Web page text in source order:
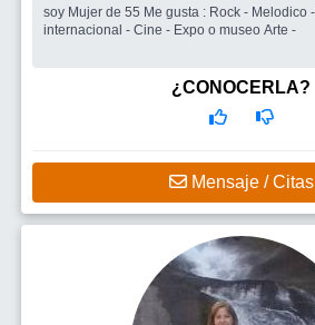
soy Mujer de 55 Me gusta : Rock - Melodico - Musica
internacional - Cine - Expo o museo Arte -
¿CONOCERLA?
Mensaje / Citas